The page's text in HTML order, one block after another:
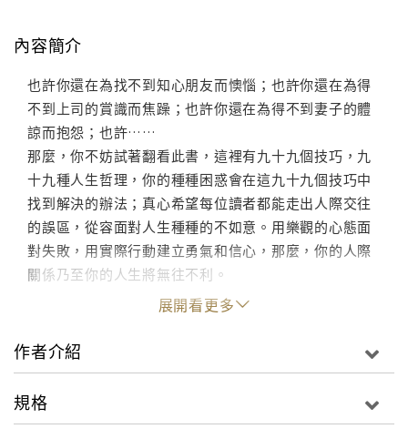
內容簡介
也許你還在為找不到知心朋友而懊惱；也許你還在為得
不到上司的賞識而焦躁；也許你還在為得不到妻子的體
諒而抱怨；也許……
那麼，你不妨試著翻看此書，這裡有九十九個技巧，九
十九種人生哲理，你的種種困惑會在這九十九個技巧中
找到解決的辦法；真心希望每位讀者都能走出人際交往
的誤區，從容面對人生種種的不如意。用樂觀的心態面
對失敗，用實際行動建立勇氣和信心，那麼，你的人際
關係乃至你的人生將無往不利。
展開看更多
作者介紹
規格